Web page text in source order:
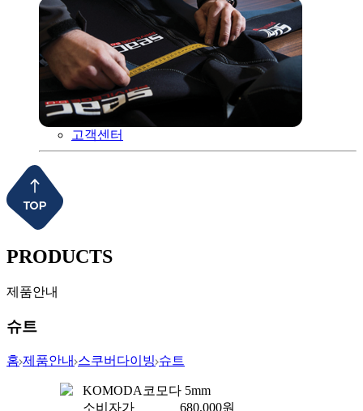
고객센터
PRODUCTS
제품안내
슈트
홈 제품안내 스쿠버다이빙 슈트
KOMODA 코모다 5mm
소비자가
680,000원